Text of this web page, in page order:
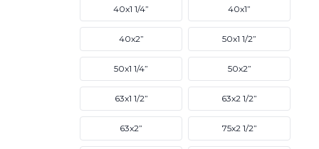
40x1 1/4” 40x1”
40x2” 50x1 1/2”
50x1 1/4” 50x2”
63x1 1/2” 63x2 1/2”
63x2” 75x2 1/2”